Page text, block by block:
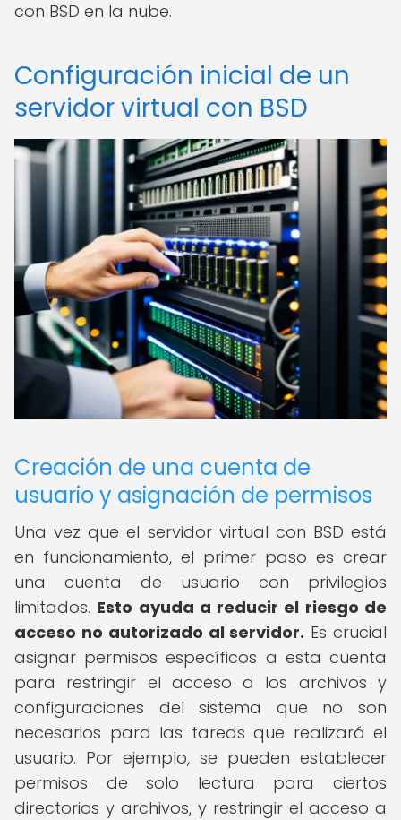
con BSD en la nube.
Configuración inicial de un
servidor virtual con BSD
Creación de una cuenta de
usuario y asignación de permisos
Una vez que el servidor virtual con BSD está
en funcionamiento, el primer paso es crear
una cuenta de usuario con privilegios
limitados. Esto ayuda a reducir el riesgo de
acceso no autorizado al servidor. Es crucial
asignar permisos específicos a esta cuenta
para restringir el acceso a los archivos y
configuraciones del sistema que no son
necesarios para las tareas que realizará el
usuario. Por ejemplo, se pueden establecer
permisos de solo lectura para ciertos
directorios y archivos, y restringir el acceso a